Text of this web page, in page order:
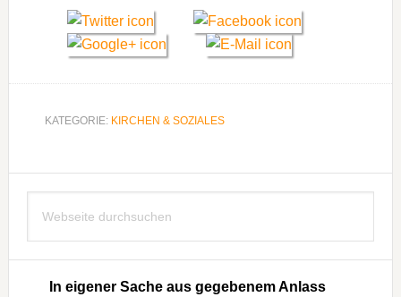
KATEGORIE: KIRCHEN & SOZIALES
Seitenspalte
durchsuchen
In eigener Sache aus gegebenem Anlass